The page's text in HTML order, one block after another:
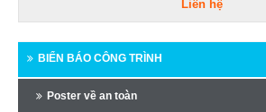
Liên hệ
BIỂN BÁO CÔNG TRÌNH
Poster về an toàn